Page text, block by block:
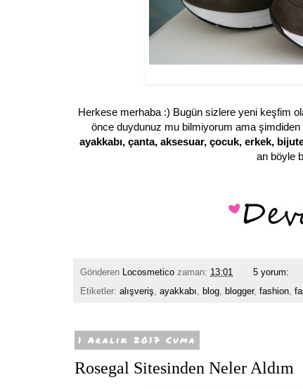
Herkese merhaba :) Bugün sizlere yeni keşfim
önce duydunuz mu bilmiyorum ama
ayakkabı, çanta, aksesuar, çocuk, erkek,
an böyle
Gönderen Locosmetico zaman: 13:01
5 yorum:
Etiketler: alışveriş, ayakkabı, blog, blogger, fashion,
1 Aralık 2017 Cuma
Rosegal Sitesinden Neler Aldım